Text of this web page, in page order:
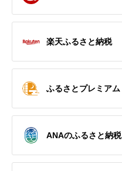
楽天ふるさと納税
ふるさとプレミアム
ANAのふるさと納税